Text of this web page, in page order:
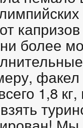
капризов
более
1,8